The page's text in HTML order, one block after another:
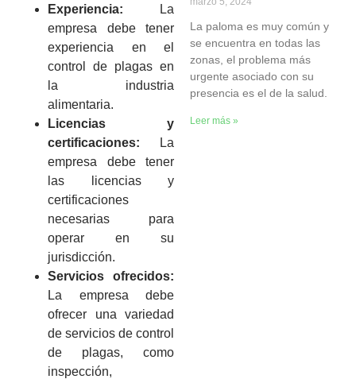
Experiencia: La
empresa debe tener
experiencia en el
control de plagas en
la industria
alimentaria.
Licencias y
certificaciones: La
empresa debe tener
las licencias y
certificaciones
necesarias para
operar en su
jurisdicción.
Servicios ofrecidos:
La empresa debe
ofrecer una variedad
de servicios de control
de plagas, como
inspección,
La paloma es muy común y
se encuentra en todas las
zonas, el problema más
urgente asociado con su
presencia es el de la salud.
Leer más »